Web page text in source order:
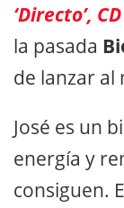
‘Directo’,
la pasada
de lanzar al
José es un
energía y
consiguen.